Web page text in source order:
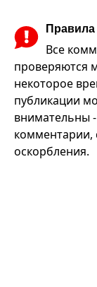
Все
проверяются
некоторое
публикации
внимательны
комментарии,
оскорбления.